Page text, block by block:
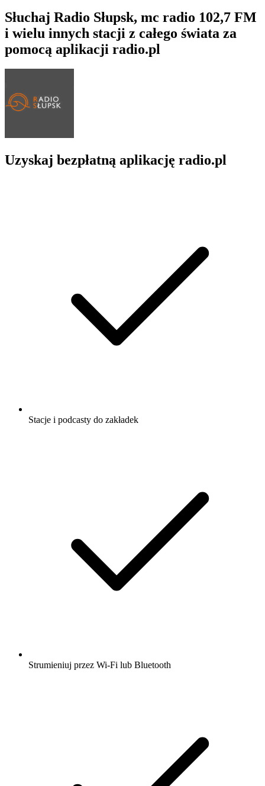
Słuchaj Radio Słupsk, mc radio 102,7 FM
i wielu innych stacji z całego świata za
pomocą aplikacji radio.pl
Uzyskaj bezpłatną aplikację radio.pl
Stacje i podcasty do zakładek
Strumieniuj przez Wi-Fi lub Bluetooth